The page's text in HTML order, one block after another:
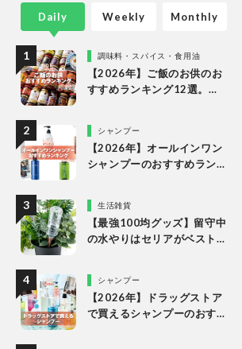
Daily
調味料・スパイス・食用油
【2026年】ご飯のお供のお
すすめランキング12選。
比較シャンプー
【2026年】オールインワン
シャンプーのおすすめラン
をプロと比較
生活雑貨
【最強100均グッズ】留守中
の水やりはセリアがベスト
シャンプー
【2026年】ドラッグストア
で買えるシャンプーのおす
Weekly Monthly